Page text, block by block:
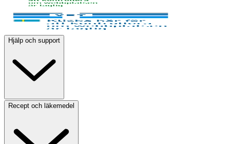
Hjälp och support
Recept och läkemedel